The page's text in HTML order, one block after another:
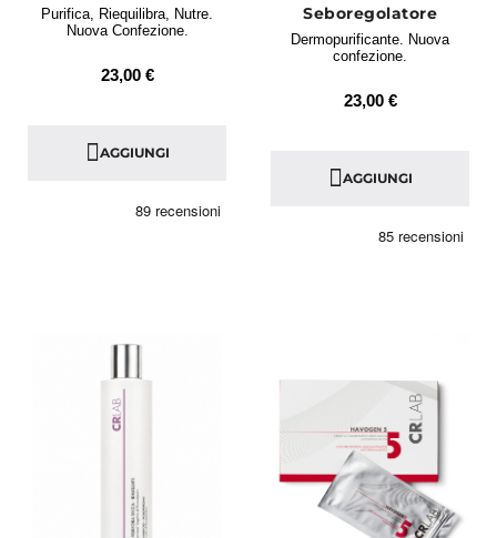
Purifica, Riequilibra, Nutre.
Nuova Confezione.
23,00 €
AGGIUNGI
Seboregolatore
Dermopurificante. Nuova
confezione.
23,00 €
AGGIUNGI